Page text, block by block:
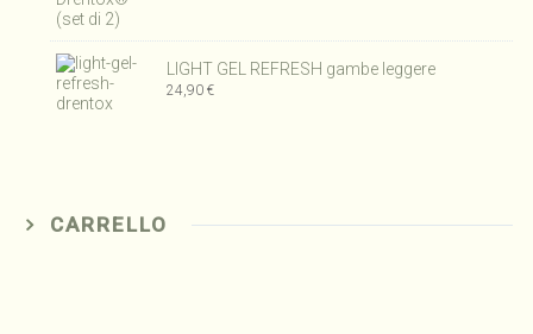
LIGHT GEL REFRESH gambe leggere
24,90 €
CARRELLO